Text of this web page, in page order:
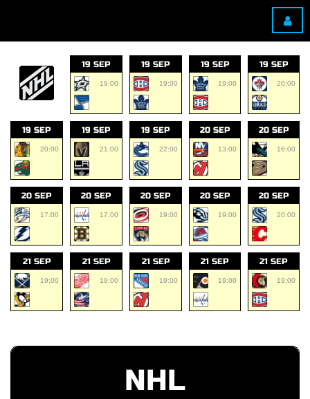
19 SEP
19:00
19 SEP
19:00
19 SEP
19:00
19 SEP
20:00
19 SEP
20:00
19 SEP
21:00
19 SEP
22:00
20 SEP
13:00
20 SEP
16:00
20 SEP
17:00
20 SEP
17:00
20 SEP
19:00
20 SEP
19:00
20 SEP
20:00
21 SEP
19:00
21 SEP
19:00
21 SEP
19:00
21 SEP
19:00
21 SEP
19:00
NHL